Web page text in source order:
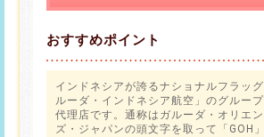
おすすめポイント
インドネシアが誇るナショナルフラッ
ルーダ・インドネシア航空」のグルー
代理店です。通称はガルーダ・オリエ
ズ・ジャパンの頭文字を取って「GOH